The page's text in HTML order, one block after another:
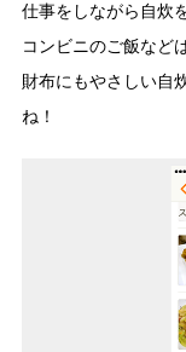
仕事をしながら自炊
コンビニのご飯など
財布にもやさしい自
ね！